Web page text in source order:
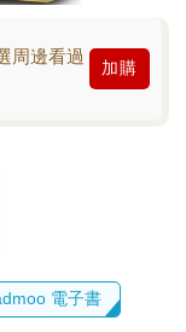
周邊看過
加購
電子書